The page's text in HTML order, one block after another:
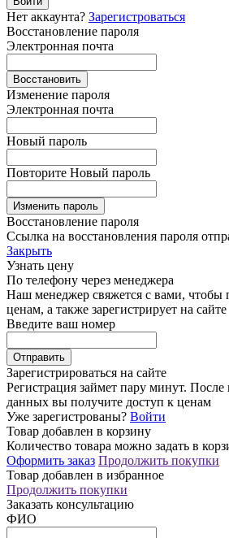
Нет аккаунта? Зарегистроваться
Восстановление пароля
Электронная почта
Восстановить
Изменение пароля
Электронная почта
Новый пароль
Повторите Новый пароль
Изменить пароль
Восстановление пароля
Ссылка на восстановления пароля
Закрыть
Узнать цену
По телефону через менеджера
Наш менеджер свяжется с вами, чтобы
ценам, а также зарегистрирует на сайте
Введите ваш номер
Зарегистрироваться на сайте
Регистрация займет пару минут.
данных вы получите доступ к ценам
Уже зарегистрованы? Войти
Товар добавлен в корзину
Количество товара можно задать в
Оформить заказ Продолжить покупки
Товар добавлен в избранное
Продолжить покупки
Заказать консультацию
ФИО